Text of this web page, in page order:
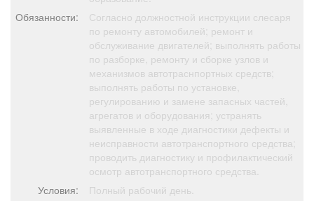
Я - пенсионер
Обязанности:
Согласно должностной инструкции слесаря
по ремонту автомобилей; ремонт и
обслуживание двигателей; выполнять работы
по разборке, ремонту и сборке узлов и
механизмов автотраснпортных средств;
выполнять работы по установке,
регулированию и замене запасных частей,
агрегатов и оборудования; устранять
выявленные в ходе диагностики дефекты и
неисправности автотранспортного средства;
проводить диагностику и профилактический
осмотр автотранспортного средства.
Условия:
Полный рабочий день.